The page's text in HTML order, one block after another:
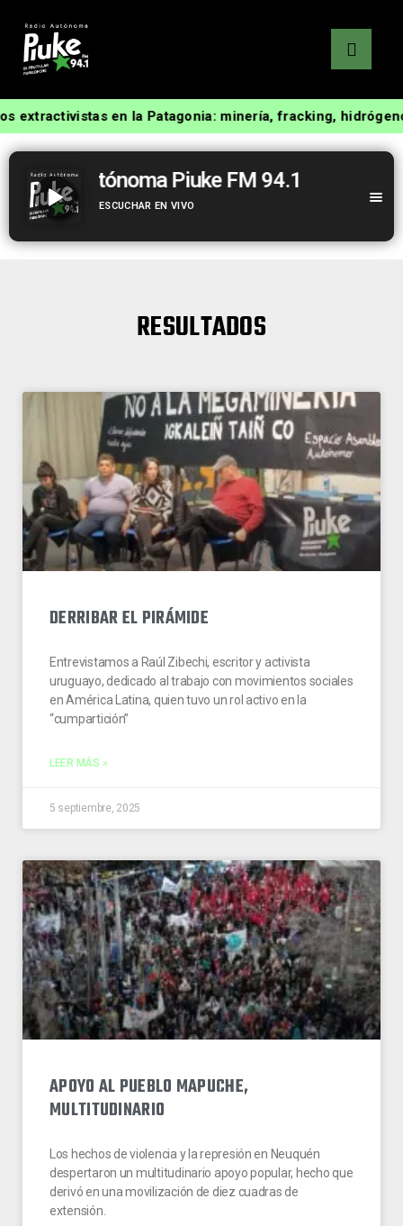
en la Patagonia: minería, fracking, hidrógeno verde,
Radio Autónoma Piuke FM 94.1
ESCUCHAR EN VIVO
RESULTADOS
DERRIBAR EL PIRÁMIDE
Entrevistamos a Raúl Zibechi, escritor y activista
uruguayo, dedicado al trabajo con movimientos sociales
en América Latina, quien tuvo un rol activo en la
“cumpartición”
LEER MÁS »
5 septiembre, 2025
APOYO AL PUEBLO MAPUCHE,
MULTITUDINARIO
Los hechos de violencia y la represión en Neuquén
despertaron un multitudinario apoyo popular, hecho que
derivó en una movilización de diez cuadras de
extensión.